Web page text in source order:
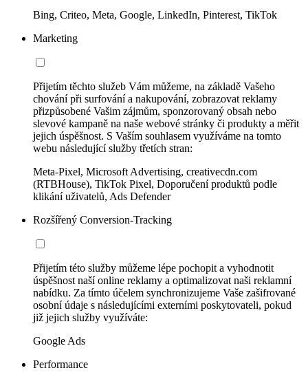
Bing, Criteo, Meta, Google, LinkedIn, Pinterest, TikTok
Marketing
Přijetím těchto služeb Vám můžeme, na základě Vašeho
chování při surfování a nakupování, zobrazovat reklamy
přizpůsobené Vašim zájmům, sponzorovaný obsah nebo
slevové kampaně na naše webové stránky či produkty a měřit
jejich úspěšnost. S Vaším souhlasem využíváme na tomto
webu následující služby třetích stran:
Meta-Pixel, Microsoft Advertising, creativecdn.com
(RTBHouse), TikTok Pixel, Doporučení produktů podle
klikání uživatelů, Ads Defender
Rozšířený Conversion-Tracking
Přijetím této služby můžeme lépe pochopit a vyhodnotit
úspěšnost naší online reklamy a optimalizovat naši reklamní
nabídku. Za tímto účelem synchronizujeme Vaše zašifrované
osobní údaje s následujícími externími poskytovateli, pokud
již jejich služby využíváte:
Google Ads
Performance